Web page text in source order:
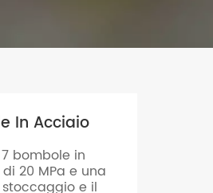
العربية
In Acciaio
bombole in
20 MPa e una
e il